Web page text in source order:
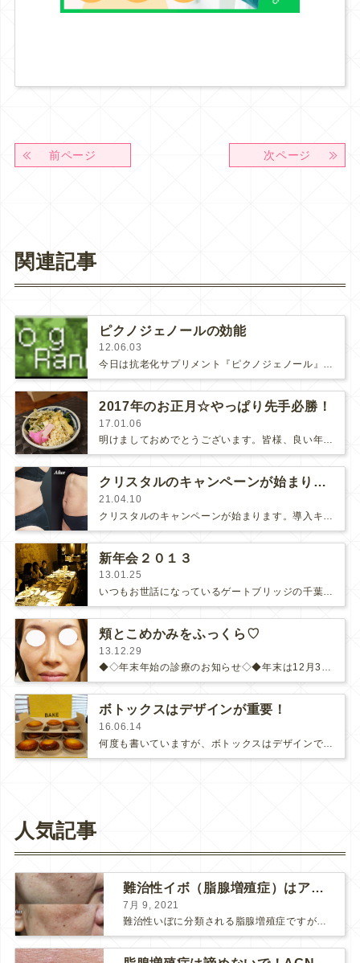
前ページ 次ページ
関連記事
ピクノジェノールの効能
12.06.03
今日は抗老化サプリメント『ピクノジェノール』の効能についてお話します。若さの指標のひとつは血管の柔らかさです。老化が進行すると…
2017年のお正月☆やっぱり先手必勝！
17.01.06
明けましておめでとうございます。皆様、良い年末年始をお過ごしになりましたか？マグノリア皮膚科クリニックは例年のように、１２月３…
クリスタルのキャンペーンが始まります！
21.04.10
新年会２０１３
13.01.25
いつもお世話になっているゲートブリッジの千葉さんにご招待頂いてみんなで食事に行きました♪千葉さんらしい、お洒落なお店のチョイスに…
頬とこめかみをふっくら♡
13.12.29
◆◇年末年始の診療のお知らせ◇◆年末は12月31日まで診療を行います。年始は1月7日からです。◆◇◆◇◆◇◆◇◆◇◆◇◆◇今…
ボトックスはデザインが重要！
16.06.14
人気記事
難治性イボ（脂腺増殖症）はアグネスAGNESが効果的です！
7月 9, 2021
難治性いぼに分類される脂腺増殖症ですが、脂腺増殖症はAGNESアグネスにとても良く反応して、きれいに治すことができます。 ↑ 脂腺増殖症をアグネスAGNESで３回治療した1ヶ月後の写真です。...